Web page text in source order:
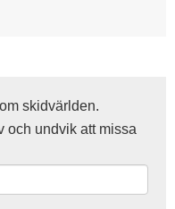
skidvärlden.
och undvik att missa